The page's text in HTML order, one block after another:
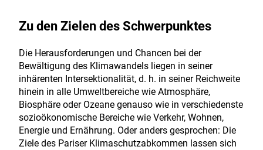
Zu den Zielen des Schwerpunktes
Die Herausforderungen und Chancen bei der
Bewältigung des Klimawandels liegen in seiner
inhärenten Intersektionalität, d. h. in seiner Reichweite
hinein in alle Umweltbereiche wie Atmosphäre,
Biosphäre oder Ozeane genauso wie in verschiedenste
sozioökonomische Bereiche wie Verkehr, Wohnen,
Energie und Ernährung. Oder anders gesprochen: Die
Ziele des Pariser Klimaschutzabkommen lassen sich